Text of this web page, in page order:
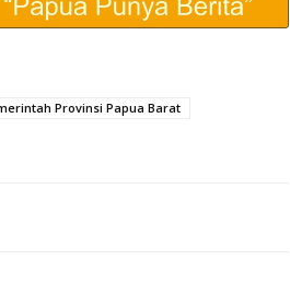
Provinsi Papua Barat